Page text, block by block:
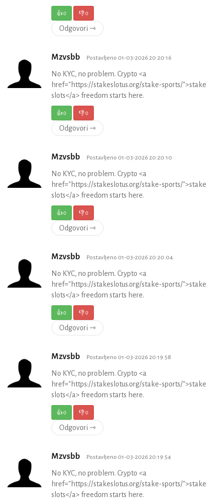
👍0 👎0
Odgovori ⇾
Mzvsbb Postavljeno 01-03-2026 20:20:16
No KYC, no problem. Crypto <a
href="https://stakeslotus.org/stake-sports/">stake
slots</a> freedom starts here.
👍0 👎0
Odgovori ⇾
Mzvsbb Postavljeno 01-03-2026 20:20:10
No KYC, no problem. Crypto <a
href="https://stakeslotus.org/stake-sports/">stake
slots</a> freedom starts here.
👍0 👎0
Odgovori ⇾
Mzvsbb Postavljeno 01-03-2026 20:20:04
No KYC, no problem. Crypto <a
href="https://stakeslotus.org/stake-sports/">stake
slots</a> freedom starts here.
👍0 👎0
Odgovori ⇾
Mzvsbb Postavljeno 01-03-2026 20:19:58
No KYC, no problem. Crypto <a
href="https://stakeslotus.org/stake-sports/">stake
slots</a> freedom starts here.
👍0 👎0
Odgovori ⇾
Mzvsbb Postavljeno 01-03-2026 20:19:54
No KYC, no problem. Crypto <a
href="https://stakeslotus.org/stake-sports/">stake
slots</a> freedom starts here.